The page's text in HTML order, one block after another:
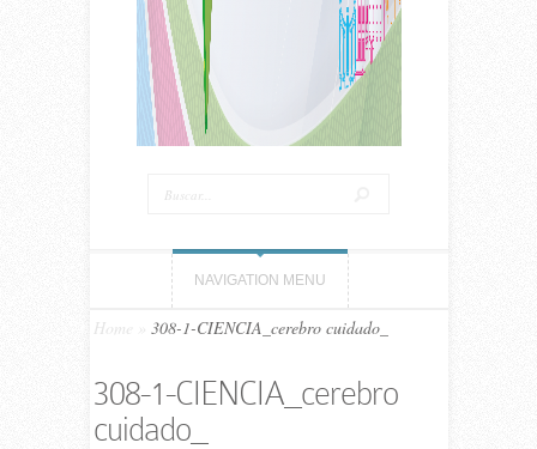
NAVIGATION MENU
Home 308-1-CIENCIA_cerebro cuidado_
308-1-CIENCIA_cerebro
cuidado_